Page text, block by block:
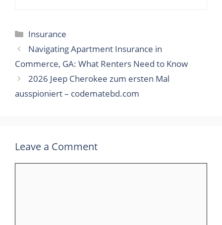
Categories
Insurance
Navigating Apartment Insurance in
Commerce, GA: What Renters Need to Know
2026 Jeep Cherokee zum ersten Mal
ausspioniert – codematebd.com
Leave a Comment